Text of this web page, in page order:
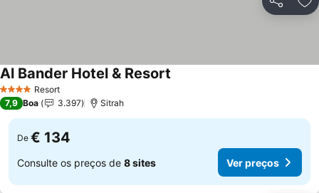
Partilhar
4 EstrelasResort
Al Bander Hotel & Resort
7,9 Boa 3.397 Sitrah
De € 134
Consulte os preços de 8 sites Ver preços